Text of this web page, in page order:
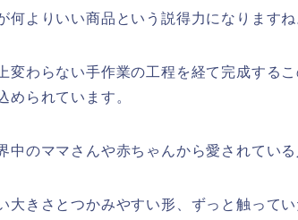
何よりいい商品という説得力になりますね
変わらない手作業の工程を経て完成する
められています。
中のママさんや赤ちゃんから愛されている
大きさとつかみやすい形、ずっと触って